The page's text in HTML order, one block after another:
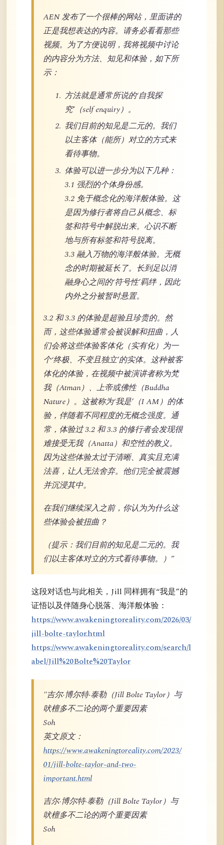
AEN 发布了一个很棒的网站，里面讲的
正是我想表达的内容。请务必看看那些
视频。为了方便说明，我将视频中讨论
的内容分为方法、知见和体验，如下所
示：
方法就是通常所说的‘自我探
究’（self enquiry）。
我们目前的知见是二元的。我们
以主客体（能所）对立的方式来
看待事物。
体验可以进一步分为以下几种：
3.1 强烈的个体身份感。
3.2 免于概念化的海洋般体验。这
是因为修行者将自己从概念、标
签和符号中解脱出来。心识不断
地与所有标签和符号脱离。
3.3 融入万物的海洋般体验。无概
念的时期被延长了。长到足以消
融身心之间的‘符号性’羁绊，因此
内外之分被暂时悬置。
3.2 和 3.3 的体验是超验且珍贵的。然
而，这些体验通常会被误解和扭曲，人
们会将这些体验客体化（实有化）为一
个‘终极、不变且独立’的实体。这种被客
体化的体验，在视频中被演讲者称为梵
我（Atman）、上帝或佛性（Buddha
Nature）。这被称为‘我是’（I AM）的体
验，伴随着不同程度的无概念强度。通
常，体验过 3.2 和 3.3 的修行者会发现很
难接受无我（Anatta）和空性的教义。
因为这些体验太过于清晰、真实且充满
法喜，让人无法舍弃。他们完全被震撼
并沉浸其中。
在我们继续深入之前，你认为为什么这
些体验会被扭曲？
（提示：我们目前的知见是二元的。我
们以主客体对立的方式看待事物。）”
这段对话也与此相关，Jill 同样拥有“我是”的
证悟以及伴随身心脱落、海洋般体验：
https://www.awakeningtoreality.com/2026/03/
jill-bolte-taylor.html
https://www.awakeningtoreality.com/search/l
abel/Jill%20Bolte%20Taylor
"吉尔·博尔特·泰勒（Jill Bolte Taylor）与
吠檀多不二论的两个重要因素
Soh
英文原文：
https://www.awakeningtoreality.com/2023/
01/jill-bolte-taylor-and-two-
important.html
吉尔·博尔特·泰勒（Jill Bolte Taylor）与
吠檀多不二论的两个重要因素
Soh